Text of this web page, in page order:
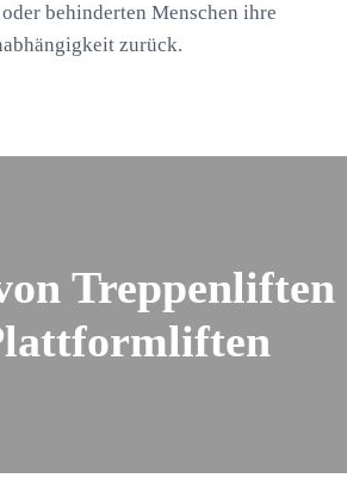
behinderten Menschen ihre
zurück.
Treppenliften